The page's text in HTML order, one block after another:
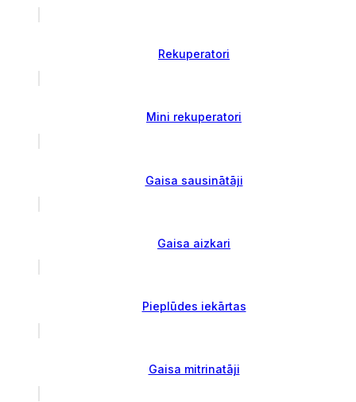
Rekuperatori
Mini rekuperatori
Gaisa sausinātāji
Gaisa aizkari
Pieplūdes iekārtas
Gaisa mitrinatāji